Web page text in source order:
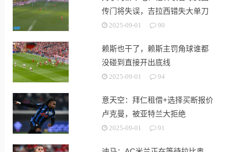
传门将失误，吉拉西错失大单刀
2025-09-01 90
赖斯也干了，赖斯主罚角球谁都
没碰到直接开出底线
2025-09-01 94
意天空：拜仁租借+选择买断报价
卢克曼，被亚特兰大拒绝
2025-09-01 91